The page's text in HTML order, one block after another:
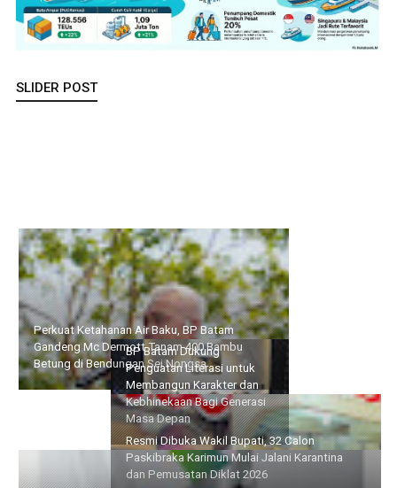
SLIDER POST
Perkuat Ketahanan Air Baku, BP Batam Gandeng Mc Dermott
Tanam 400 Bambu Betung di Bendungan Sei Nongsa
BP Batam Dukung
Penguatan Literasi untuk
Membangun Karakter dan
Kebhinekaan Bagi Generasi
Resmi Dibuka Wakil Bupati,
32 Calon Paskibraka
Karimun Mulai Jalani
Karantina dan Pemusatan
Diklat 2026